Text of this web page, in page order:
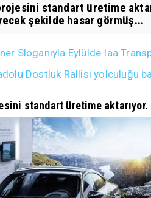
standart üretime
şekilde hasar görmüş...
Sloganıyla Eylülde Iaa
Dostluk Rallisi yolculuğu
standart üretime aktarıyor.